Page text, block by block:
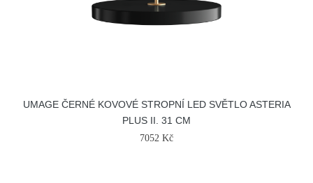
UMAGE ČERNÉ KOVOVÉ STROPNÍ LED SVĚTLO ASTERIA
PLUS II. 31 CM
7052 Kč